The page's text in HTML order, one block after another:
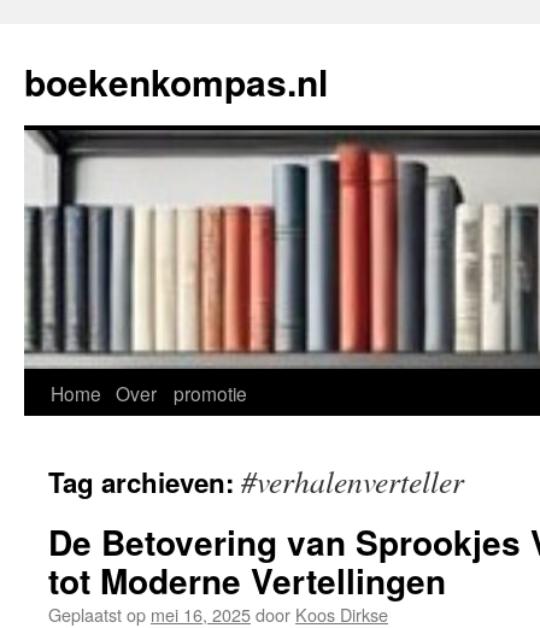
de
inhoud
boekenkompas.nl
Home Over promotie
Tag archieven: #verhalenverteller
De Betovering van Sprookjes
tot Moderne Vertellingen
Geplaatst op mei 16, 2025door Koos Dirkse